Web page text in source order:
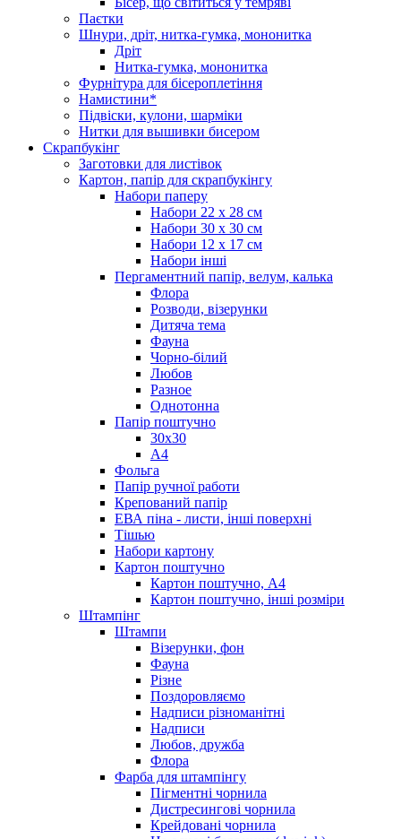
Паєтки
Шнури, дріт, нитка-гумка, мононитка
Дріт
Нитка-гумка, мононитка
Фурнітура для бісероплетіння
Намистини*
Підвіски, кулони, шарміки
Нитки для вышивки бисером
Скрапбукінг
Заготовки для листівок
Картон, папір для скрапбукінгу
Набори паперу
Набори 22 х 28 см
Набори 30 х 30 см
Набори 12 х 17 см
Набори інші
Пергаментний папір, велум, калька
Флора
Розводи, візерунки
Дитяча тема
Фауна
Чорно-білий
Любов
Разное
Однотонна
Папір поштучно
30х30
А4
Фольга
Папір ручної работи
Крепований папір
ЕВА піна - листи, інші поверхні
Тішью
Набори картону
Картон поштучно
Картон поштучно, А4
Картон поштучно, інші розміри
Штампінг
Штампи
Візерунки, фон
Фауна
Різне
Поздоровляємо
Надписи різноманітні
Надписи
Любов, дружба
Флора
Фарба для штампінгу
Пігментні чорнила
Дистресингові чорнила
Крейдовані чорнила